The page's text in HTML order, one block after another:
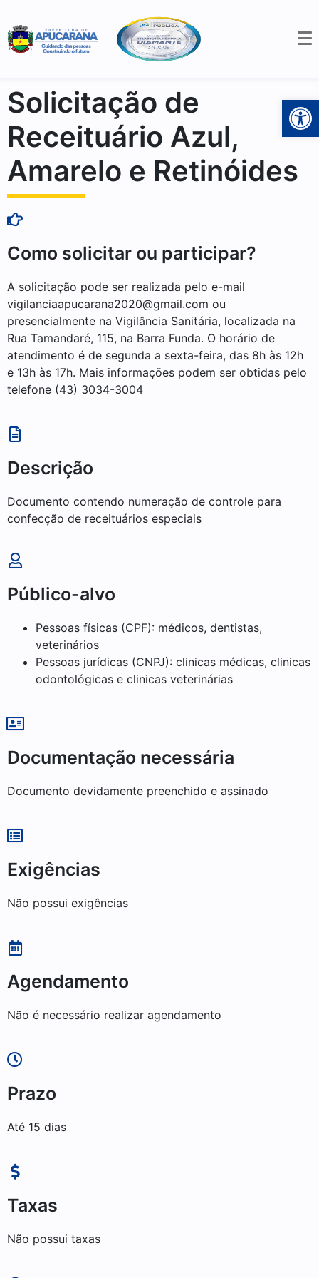
Solicitação de
Receituário Azul,
Amarelo e Retinóides
Como solicitar ou participar?
A solicitação pode ser realizada pelo e-mail
vigilanciaapucarana2020@gmail.com ou
presencialmente na Vigilância Sanitária, localizada na
Rua Tamandaré, 115, na Barra Funda. O horário de
atendimento é de segunda a sexta-feira, das 8h às 12h
e 13h às 17h. Mais informações podem ser obtidas pelo
telefone (43) 3034-3004
Descrição
Documento contendo numeração de controle para
confecção de receituários especiais
Público-alvo
Pessoas físicas (CPF): médicos, dentistas,
veterinários
Pessoas jurídicas (CNPJ): clinicas médicas, clinicas
odontológicas e clinicas veterinárias
Documentação necessária
Documento devidamente preenchido e assinado
Exigências
Não possui exigências
Agendamento
Não é necessário realizar agendamento
Prazo
Até 15 dias
Taxas
Não possui taxas